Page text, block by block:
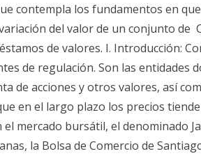
contempla los fundamentos en
del valor de un conjunto de
de valores. I. Introducción:
de regulación. Son las entidades
de acciones y otros valores, así
en el largo plazo los precios
mercado bursátil, el denominado
la Bolsa de Comercio de